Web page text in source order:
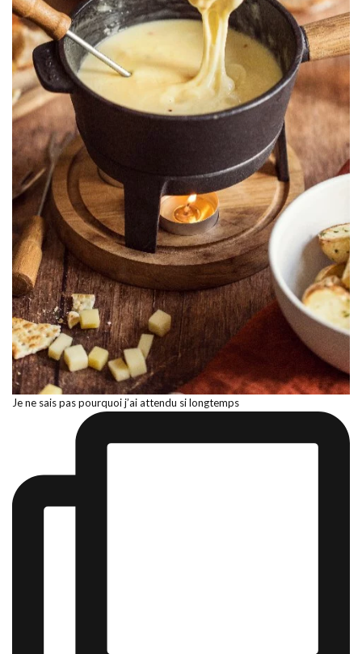
Je ne sais pas pourquoi j’ai attendu si longtemps